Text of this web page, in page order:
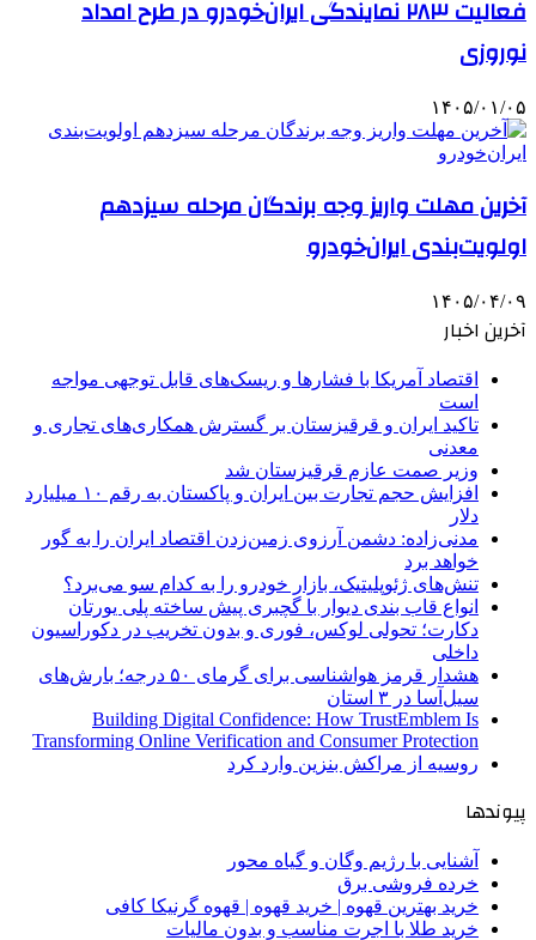
فعالیت ۲۸۳ نمایندگی‌ ایران‌خودرو در طرح امداد
نوروزی
۱۴۰۵/۰۱/۰۵
آخرین مهلت واریز وجه برندگان مرحله سیزدهم
اولویت‌بندی ایران‌خودرو
۱۴۰۵/۰۴/۰۹
آخرین اخبار
اقتصاد آمریکا با فشارها و ریسک‌های قابل توجهی مواجه
است
تاکید ایران و قرقیزستان بر گسترش همکاری‌های تجاری و
معدنی
وزیر صمت عازم قرقیزستان شد
افزایش حجم تجارت بین ایران و پاکستان به رقم ۱۰ میلیارد
دلار
مدنی‌زاده: دشمن آرزوی زمین‌زدن اقتصاد ایران را به گور
خواهد برد
تنش‌های ژئوپلیتیک، بازار خودرو را به کدام سو می‌برد؟
انواع قاب بندی دیوار با گچبری پیش ساخته پلی یورتان
دکارت؛ تحولی لوکس، فوری و بدون تخریب در دکوراسیون
داخلی
هشدار قرمز هواشناسی برای گرمای ۵۰ درجه؛ بارش‌های
سیل‌آسا در ۳ استان
Building Digital Confidence: How TrustEmblem Is
Transforming Online Verification and Consumer Protection
روسیه از مراکش بنزین وارد کرد
پیوندها
آشنایی با رژیم وگان و گیاه محور
خرده فروشی برق
خرید بهترین قهوه | خرید قهوه | قهوه گرنیکا کافی
خرید طلا با اجرت مناسب و بدون مالیات